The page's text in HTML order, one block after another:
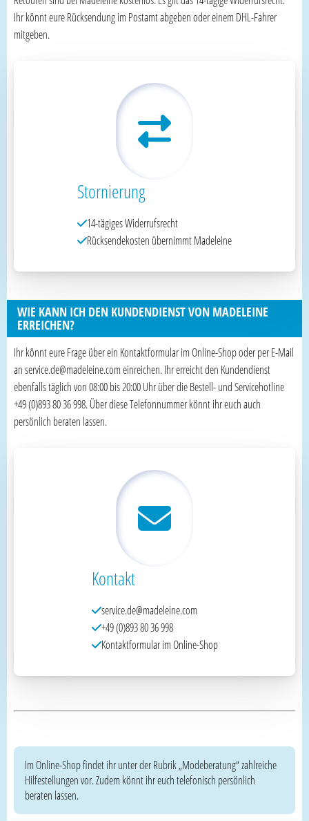
Ihr könnt eure Rücksendung im Postamt abgeben oder einem DHL-Fahrer
mitgeben.
Stornierung
14-tägiges Widerrufsrecht
Rücksendekosten übernimmt Madeleine
WIE KANN ICH DEN KUNDENDIENST VON MADELEINE
ERREICHEN?
Ihr könnt eure Frage über ein Kontaktformular im Online-Shop oder per E-Mail
an service.de@madeleine.com einreichen. Ihr erreicht den Kundendienst
ebenfalls täglich von 08:00 bis 20:00 Uhr über die Bestell- und Servicehotline
+49 (0)893 80 36 998. Über diese Telefonnummer könnt ihr euch auch
persönlich beraten lassen.
Kontakt
service.de@madeleine.com
+49 (0)893 80 36 998
Kontaktformular im Online-Shop
Im Online-Shop findet ihr unter der Rubrik „Modeberatung“ zahlreiche
Hilfestellungen vor. Zudem könnt ihr euch telefonisch persönlich
beraten lassen.